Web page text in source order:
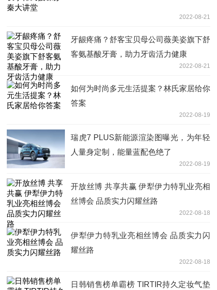
2022-08-21
牙龈疼痛？舒客宝贝母公司薇美姿旗下舒
客氨基酸牙膏，助力牙齿活力健康
2022-08-21
如何为时尚多元生活提案？林氏家居给你
答案
2022-08-19
瑞虎7 PLUS新能源渲染图曝光，为年轻
人量身定制，能量蓝配色绝了
2022-08-19
开放丝博 共享共赢 伊犁伊力特乳业亮相
丝博会 品质实力闪耀丝路
2022-08-18
伊犁伊力特乳业亮相丝博会 品质实力闪
耀丝路
2022-08-18
日韩销售榜单霸榜 TIRTIR持久定妆气垫